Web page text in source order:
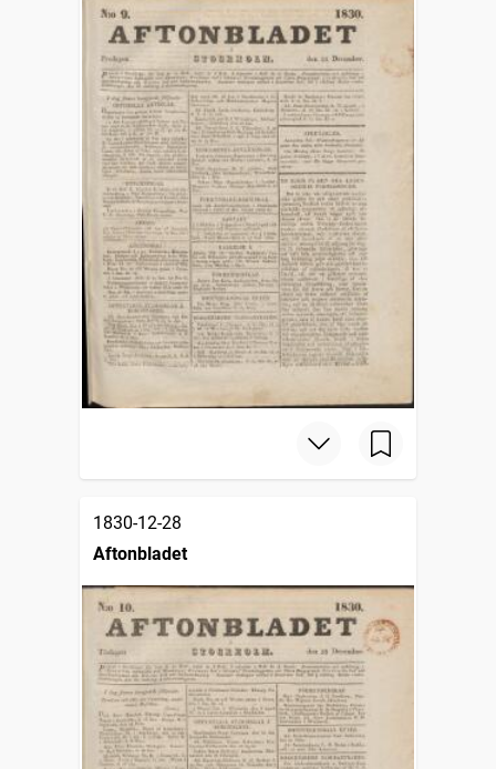
1830-12-28
Aftonbladet